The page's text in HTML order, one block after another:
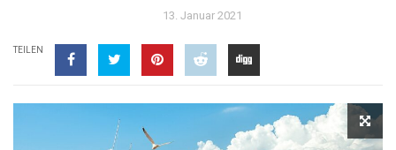
13. Januar 2021
TEILEN